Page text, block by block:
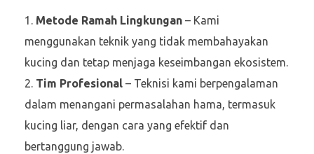
Metode Ramah Lingkungan – Kami
menggunakan teknik yang tidak membahayakan
kucing dan tetap menjaga keseimbangan ekosistem.
Tim Profesional – Teknisi kami berpengalaman
dalam menangani permasalahan hama, termasuk
kucing liar, dengan cara yang efektif dan
bertanggung jawab.